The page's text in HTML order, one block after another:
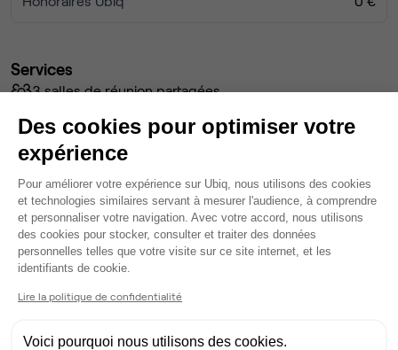
Services
3 salles de réunion partagées
Wifi
Accès serveur
Câblage RJ45
Fibre
Coin cafet'
Climatisation
Espace d'attente
Voir plus
Des cookies pour optimiser votre
expérience
Plateforme de Gestion du
Pour améliorer votre expérience sur Ubiq, nous utilisons des cookies
et technologies similaires servant à mesurer l'audience, à comprendre
et personnaliser votre navigation. Avec votre accord, nous utilisons
des cookies pour stocker, consulter et traiter des données
personnelles telles que votre visite sur ce site internet, et les
identifiants de cookie.
Lire la politique de confidentialité
Voici pourquoi nous utilisons des cookies.